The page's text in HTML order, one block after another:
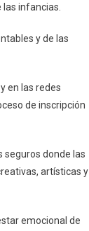
infancias.
y de las
en las redes
de inscripción
seguros donde las
artísticas y
emocional de